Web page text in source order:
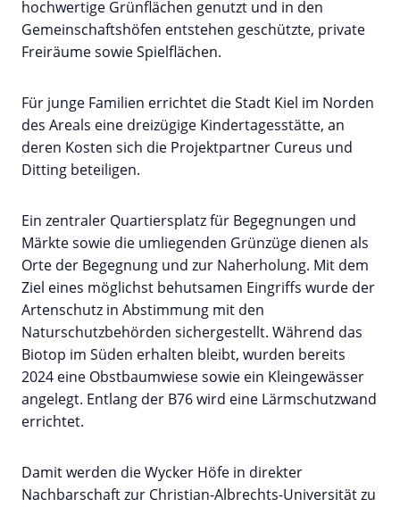
hochwertige Grünflächen genutzt und in den
Gemeinschaftshöfen entstehen geschützte, private
Freiräume sowie Spielflächen.
Für junge Familien errichtet die Stadt Kiel im Norden
des Areals eine dreizügige Kindertagesstätte, an
deren Kosten sich die Projektpartner Cureus und
Ditting beteiligen.
Ein zentraler Quartiersplatz für Begegnungen und
Märkte sowie die umliegenden Grünzüge dienen als
Orte der Begegnung und zur Naherholung. Mit dem
Ziel eines möglichst behutsamen Eingriffs wurde der
Artenschutz in Abstimmung mit den
Naturschutzbehörden sichergestellt. Während das
Biotop im Süden erhalten bleibt, wurden bereits
2024 eine Obstbaumwiese sowie ein Kleingewässer
angelegt. Entlang der B76 wird eine Lärmschutzwand
errichtet.
Damit werden die Wycker Höfe in direkter
Nachbarschaft zur Christian-Albrechts-Universität zu